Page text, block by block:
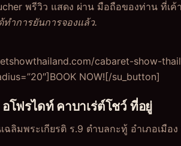
พรีวิว แสดง ผ่าน มือถือของท่าน ที่เค้
ทำการยันการจองแล้ว.
cabaret-show-
NOW![/su_button]
อโฟรไดท์ คาบาเร่ต์โชว์ ที่อยู่
ลิมพระเกียรติ ร.9 ตำบลกะทู้ อำเภอเมือง